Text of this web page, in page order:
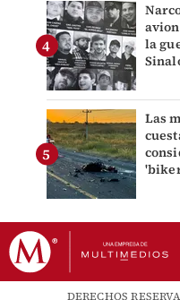
la
Las
DERECHOS